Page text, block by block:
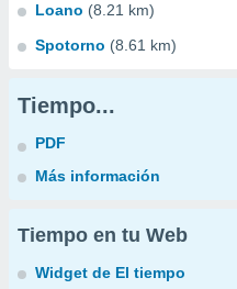
Loano (8.21 km)
Spotorno (8.61 km)
Tiempo...
PDF
Más información
Tiempo en tu Web
Widget de El tiempo